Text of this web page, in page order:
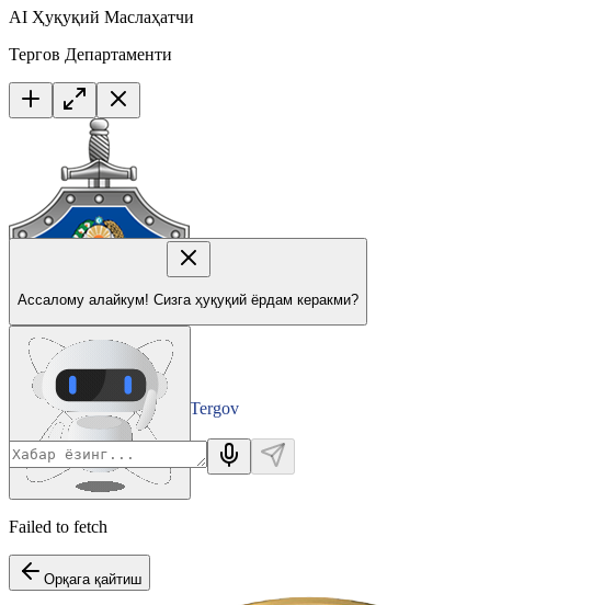
AI Ҳуқуқий Маслаҳатчи
Тергов Департаменти
Tergov
Departamenti
Ассалому алайкум! Сизга ҳуқуқий ёрдам керакми?
Failed to fetch
Орқага қайтиш